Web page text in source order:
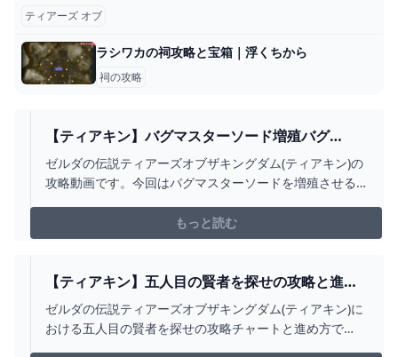
ティアーズ オブ
ラシワカの祠攻略と宝箱｜浮くちから
祠の攻略
【ティアキン】バグマスターソード増殖バグ
（VER1.1.2対応）！これで確実にバグマスソを装
備増殖！【ゼルダの伝説ティアーズオブザキング
ゼルダの伝説ティアーズオブザキングダム(ティアキン)の
攻略動画です。今回はバグマスターソードを増殖させる
だきました！この方法ならバグマスターソード確実に増
殖できます！L→ZLが難しいですが頑張ってください！皆
もっと読む
【ティアキン】五人目の賢者を探せの攻略と進め
方【ゼルダの伝説ティアーズオブザキングダム】 -
ゲームウィズ
ゼルダの伝説ティアーズオブザキングダム(ティアキン)に
おける五人目の賢者を探せの攻略チャートと進め方で